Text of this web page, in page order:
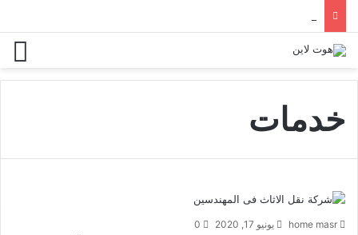
خدمات
home masr يونيو 17, 2020 0